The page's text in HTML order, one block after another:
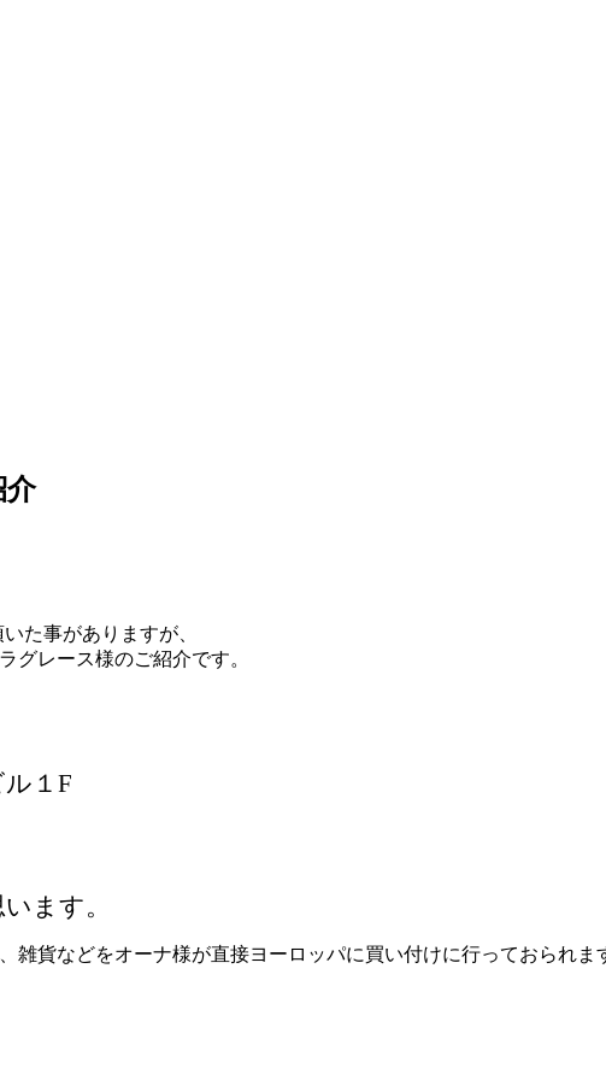
た事がありますが、
グレース様のご紹介です。
１F
ます。
雑貨などをオーナ様が直接ヨーロッパに買い付けに行っておられま